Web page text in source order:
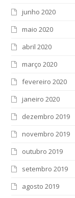
junho 2020
maio 2020
abril 2020
março 2020
fevereiro 2020
janeiro 2020
dezembro 2019
novembro 2019
outubro 2019
setembro 2019
agosto 2019